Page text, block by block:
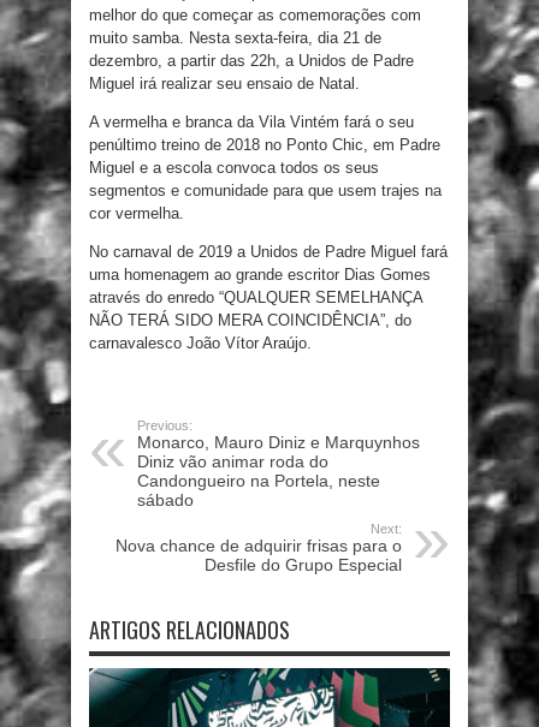
melhor do que começar as comemorações com
muito samba. Nesta sexta-feira, dia 21 de
dezembro, a partir das 22h, a Unidos de Padre
Miguel irá realizar seu ensaio de Natal.
A vermelha e branca da Vila Vintém fará o seu
penúltimo treino de 2018 no Ponto Chic, em Padre
Miguel e a escola convoca todos os seus
segmentos e comunidade para que usem trajes na
cor vermelha.
No carnaval de 2019 a Unidos de Padre Miguel fará
uma homenagem ao grande escritor Dias Gomes
através do enredo “QUALQUER SEMELHANÇA
NÃO TERÁ SIDO MERA COINCIDÊNCIA”, do
carnavalesco João Vítor Araújo.
Previous:
Monarco, Mauro Diniz e Marquynhos
Diniz vão animar roda do
Candongueiro na Portela, neste
sábado
Next:
Nova chance de adquirir frisas para o
Desfile do Grupo Especial
ARTIGOS RELACIONADOS